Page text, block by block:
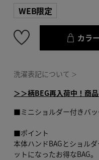
WEB限定
カラ
洗濯表記について ＞
＞＞柄BEG再入荷中！商
■ミニショルダー付きバ
■ポイント
本体ハンドBAGとショル
ットになったお得なBAG。